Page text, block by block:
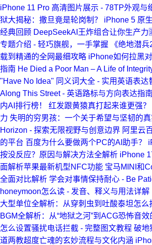
iPhone 11 Pro 高清图片展示 - 78TP外观与
狱大揭秘：撒旦竟是轮岗制？
iPhone 5 原
经典回顾 DeepSeekAI王炸组合让你生产力
专题介绍 - 轻巧旗舰，一手掌握
《绝地潜
载到精通的全网最细攻略 iPhone如何拉黑
指南 He Died a Poor Man – A Life of
"Have No Idea" 同义词大全 - 实用英语表达
Along This Street - 英语路标与方向表达指南
内AI排行榜！
红发跟黄猿真打起来谁更强？
力 失明的穷男孩：一个关于希望与坚韧的
Horizon - 探索无限视野与创意边界 阿里云
的平台 百度为什么要做两个PC的AI助手？
按没反应？原因与解决方法全解析 iPhone
面解析苹果最新机型NFC功能 宝马MINI和
全面对比解析 学会对事情保持耐心 - Be
honeymoon怎么读 - 发音、释义与用法详解
大型单位全解析：从穿刺虫到吐酸泰坦怎么
BGM全解析：从“地狱之河”到ACG恐怖音
怎么设置骚扰电话拦截 - 完整图文教程 破地
道两教超度亡魂的玄妙流程与文化内涵